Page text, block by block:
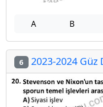
A B
6 2023-2024 Güz